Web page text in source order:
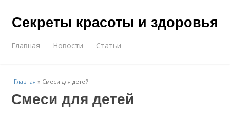
Секреты красоты и здоровья
Главная Новости Статьи
Главная » Смеси для детей
Смеси для детей